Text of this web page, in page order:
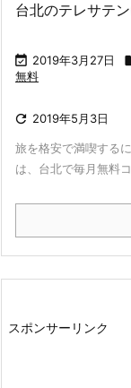
台北のテレサテ
 2019年3月27日
無料
 2019年5月3日
旅を格安で満喫する
は、台北で毎月無料
スポンサーリンク